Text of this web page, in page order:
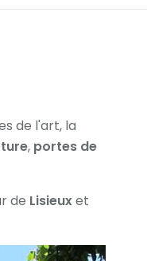
de l'art, la
, portes de
de Lisieuxet